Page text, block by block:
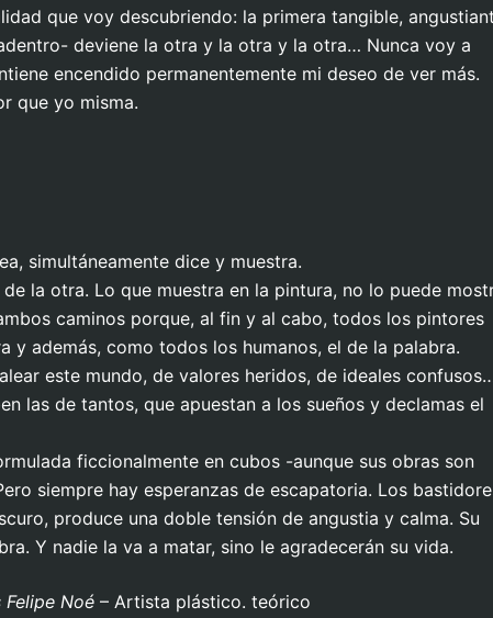
que voy descubriendo: la primera tangible,
deviene la otra y la otra y la otra… Nunca voy a
encendido permanentemente mi deseo de ver más.
que yo misma.
simultáneamente dice y muestra.
la otra. Lo que muestra en la pintura, no lo puede
caminos porque, al fin y al cabo, todos los pintores
y además, como todos los humanos, el de la palabra.
este mundo, de valores heridos, de ideales
las de tantos, que apuestan a los sueños y declamas el
ficcionalmente en cubos -aunque sus obras son
siempre hay esperanzas de escapatoria. Los
produce una doble tensión de angustia y calma. Su
Y nadie la va a matar, sino le agradecerán su vida.
Felipe Noé – Artista plástico. teórico